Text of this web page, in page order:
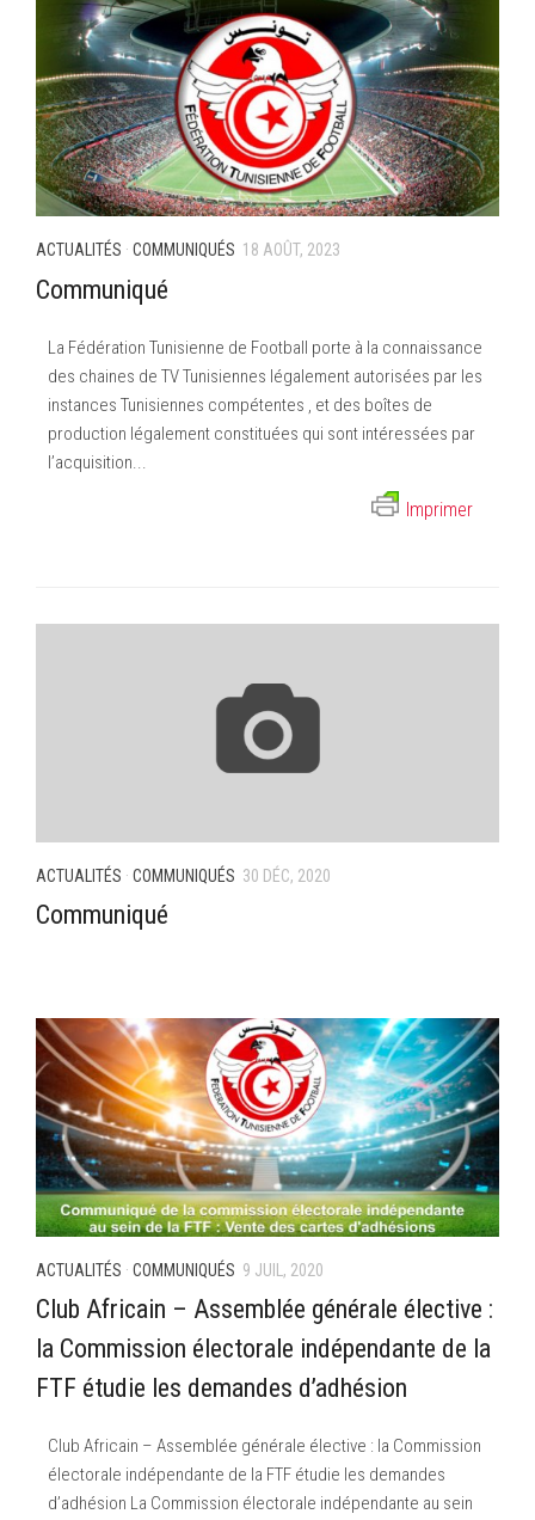
ACTUALITÉS · COMMUNIQUÉS 18 AOÛT, 2023
Communiqué
La Fédération Tunisienne de Football porte à la connaissance
des chaines de TV Tunisiennes légalement autorisées par les
instances Tunisiennes compétentes , et des boîtes de
production légalement constituées qui sont intéressées par
l’acquisition...
Imprimer
ACTUALITÉS · COMMUNIQUÉS 30 DÉC, 2020
Communiqué
ACTUALITÉS · COMMUNIQUÉS 9 JUIL, 2020
Club Africain – Assemblée générale élective :
la Commission électorale indépendante de la
FTF étudie les demandes d’adhésion
Club Africain – Assemblée générale élective : la Commission
électorale indépendante de la FTF étudie les demandes
d’adhésion La Commission électorale indépendante au sein